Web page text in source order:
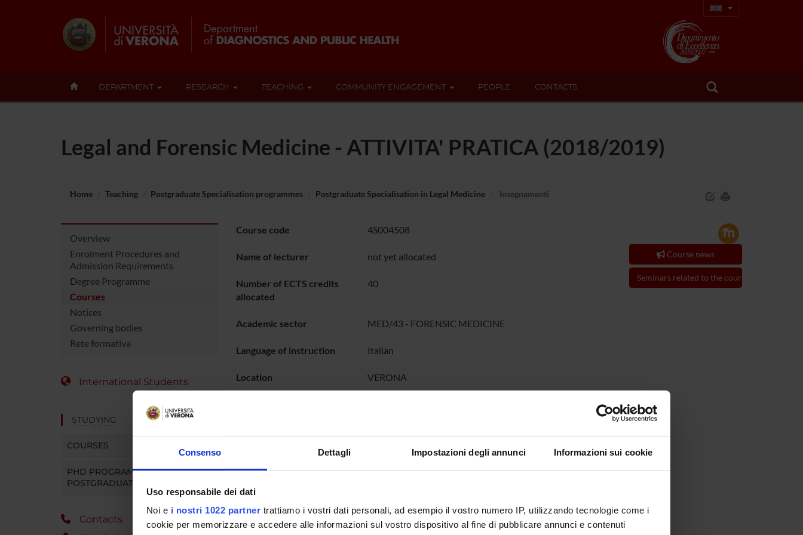
Consenso Dettagli Impostazioni degli annunci Informazioni sui cookie
Uso responsabile dei dati
Noi e i nostri 1022 partner trattiamo i vostri dati personali, ad esempio il vostro numero IP, utilizzando tecnologie come i
cookie per memorizzare e accedere alle informazioni sul vostro dispositivo al fine di pubblicare annunci e contenuti
DEPARTMENT RESEARCH TEACHING COMMUNITY ENGAGEMENT PEOPLE CONTACTS
Legal and Forensic Medicine - ATTIVITA' PRATICA (2018/2019)
Home Teaching Postgraduate Specialisation programmes Postgraduate Specialisation in Legal Medicine Insegnamenti
Overview
Enrolment Procedures and
Admission Requirements
Degree Programme
Courses
Notices
Governing bodies
Rete formativa
International Students
STUDYING
COURSES
PHD PROGRAMMES AND
POSTGRADUATE TRAINING
Contacts
Course code 4S004508
Name of lecturer not yet allocated
Number of ECTS credits
allocated
40
Academic sector MED/43 - FORENSIC MEDICINE
Language of instruction Italian
Location VERONA
Course news
Seminars related to the course
To show the organization of the course that includes this module, follow this link Course organization